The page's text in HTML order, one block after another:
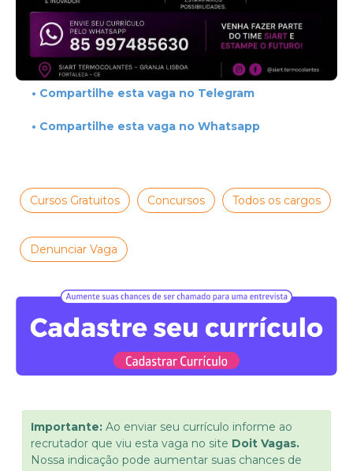
• Compartilhe esta vaga no Telegram
• Compartilhe esta vaga no Whatsapp
Cursos Gratuitos Concursos Todos os cargos
Denunciar Vaga
Importante: Ao enviar seu currículo informe ao
recrutador que viu esta vaga no site Doit Vagas.
Nossa indicação pode aumentar suas chances de